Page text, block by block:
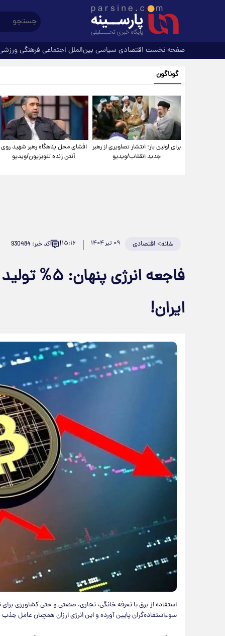
صفحه نخست اقتصادی سیاسی بین‌الملل اجتماعی فرهنگی
گوناگون
برای اولین بار؛ انتشار تصاویری از رهبر
جدید انقلاب/ویدیو
افشای محل پناهگاه‌ رهبر شهید روی
آنتن زنده تلویزیون/ویدیو
خانه>اقتصادی ۰۹ تیر ۱۴۰۴ ۱۵:۱۶۱ کد خبر: 930484
فاجعه
ایران!
استفاده از برق با تعرفه خانگی، تجاری، صنعتی و حتی کشاورزی برای
سوءاستفاده‌گران پایین آورده و این انرژی ارزان همچنان عامل